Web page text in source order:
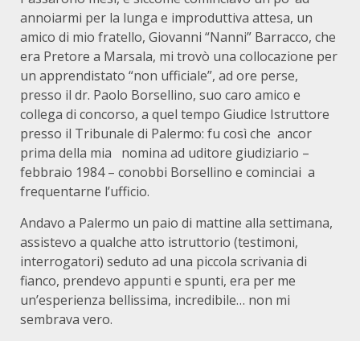
annoiarmi per la lunga e improduttiva attesa, un
amico di mio fratello, Giovanni “Nanni” Barracco, che
era Pretore a Marsala, mi trovò una collocazione per
un apprendistato “non ufficiale”, ad ore perse,
presso il dr. Paolo Borsellino, suo caro amico e
collega di concorso, a quel tempo Giudice Istruttore
presso il Tribunale di Palermo: fu così che ancor
prima della mia
nomina ad uditore giudiziario –
febbraio 1984 – conobbi Borsellino e cominciai a
frequentarne l’ufficio.
Andavo a Palermo un paio di mattine alla settimana,
assistevo a qualche atto istruttorio (testimoni,
interrogatori) seduto ad una piccola scrivania di
fianco, prendevo appunti e spunti, era per me
un’esperienza bellissima, incredibile… non mi
sembrava vero.